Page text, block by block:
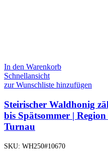
In den Warenkorb
Schnellansicht
zur Wunschliste hinzufügen
Steirischer Waldhonig
bis Spätsommer |
Turnau
SKU: WH250#10670